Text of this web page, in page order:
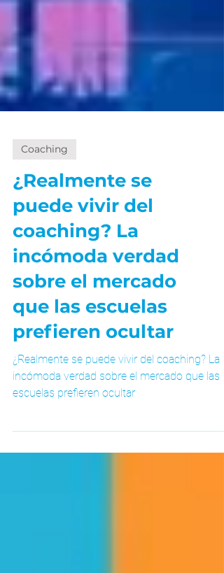
Coaching
¿Realmente se
puede vivir del
coaching? La
incómoda verdad
sobre el mercado
que las escuelas
prefieren ocultar
¿Realmente se puede vivir del coaching? La